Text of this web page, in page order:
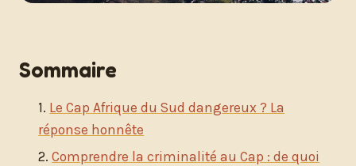
Sommaire
Le Cap Afrique du Sud dangereux ? La
réponse honnête
Comprendre la criminalité au Cap : de quoi